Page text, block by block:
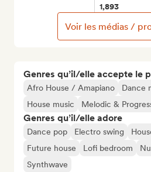
Genres qu’il/elle accepte le
Afro House / Amapiano Dance
House music
Melodic &
Genres qu’il/elle adore
Dance pop Electro swing
Future house
Lofi bedroom
Synthwave
1,893
Voir les médias /